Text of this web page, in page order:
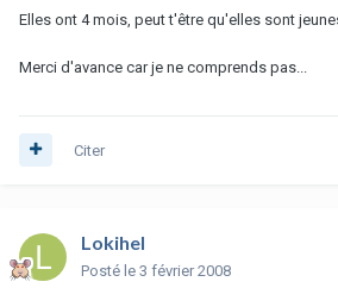
Elles ont 4 mois, peut t'être qu'elles sont
Merci d'avance car je ne comprends pas...
Citer
Lokihel
Posté le 3 février 2008